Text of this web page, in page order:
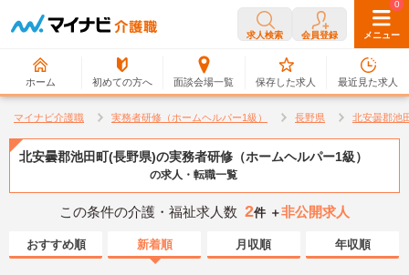
求人検索 会員登録 メニュー
ホーム 初めての方へ 面談会場一覧
0
保存した求人
0
最近見た求人
マイナビ介護職 実務者研修（ホームヘルパー1級） 長野県 北安曇郡池
北安曇郡池田町(長野県)の実務者研修（ホームヘルパー1級）
の求人・転職一覧
この条件の介護・福祉求人数 2件 ＋非公開求人
おすすめ順 新着順 月収順 年収順